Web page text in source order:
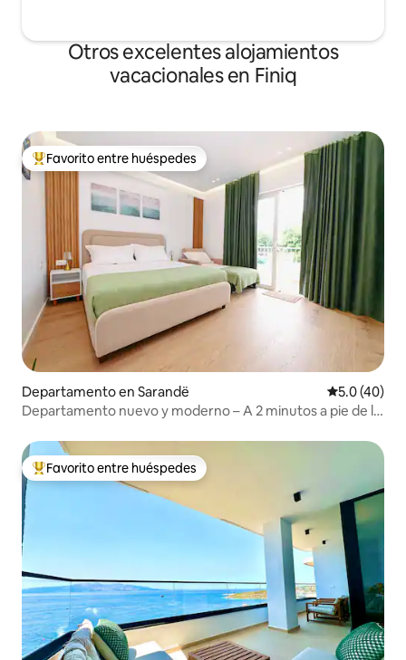
Otros excelentes alojamientos
vacacionales en Finiq
De los mejores en Favorito entre huéspedes
Favorito entre huéspedes
Departamento en Sarandë Calificación
5.0 (40)
Departamento nuevo y moderno – A 2 minutos a pie de la
De los mejores en Favorito entre huéspedes
Favorito entre huéspedes